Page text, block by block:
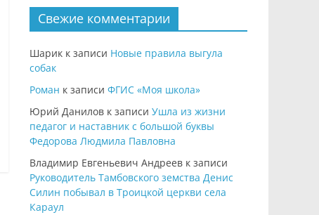
Свежие комментарии
Шарик к записи Новые правила выгула
собак
Роман к записи ФГИС «Моя школа»
Юрий Данилов к записи Ушла из жизни
педагог и наставник с большой буквы
Федорова Людмила Павловна
Владимир Евгеньевич Андреев к записи
Руководитель Тамбовского земства Денис
Силин побывал в Троицкой церкви села
Караул